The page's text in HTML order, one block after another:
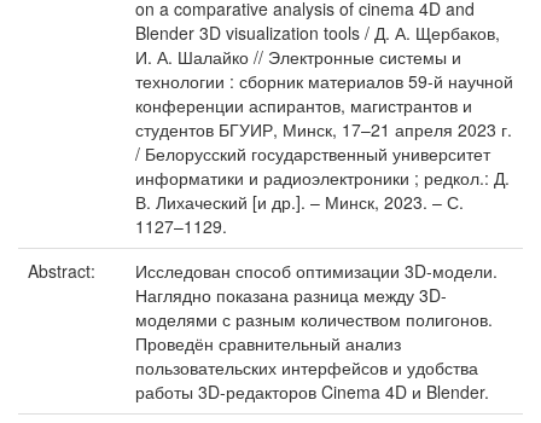
on a comparative analysis of cinema 4D and
Blender 3D visualization tools / Д. А. Щербаков,
И. А. Шалайко // Электронные системы и
технологии : сборник материалов 59-й научной
конференции аспирантов, магистрантов и
студентов БГУИР, Минск, 17–21 апреля 2023 г.
/ Белорусский государственный университет
информатики и радиоэлектроники ; редкол.: Д.
В. Лихаческий [и др.]. – Минск, 2023. – С.
1127–1129.
Abstract:
Исследован способ оптимизации 3D-модели.
Наглядно показана разница между 3D-
моделями с разным количеством полигонов.
Проведён сравнительный анализ
пользовательских интерфейсов и удобства
работы 3D-редакторов Cinema 4D и Blender.